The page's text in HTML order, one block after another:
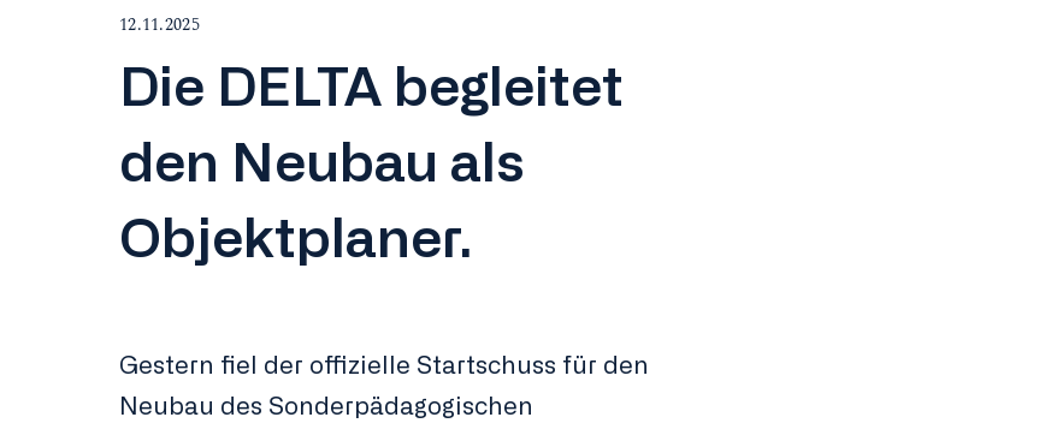
12.11.2025
Die DELTA begleitet
den Neubau als
Objektplaner.
Gestern fiel der offizielle Startschuss für den
Neubau des Sonderpädagogischen